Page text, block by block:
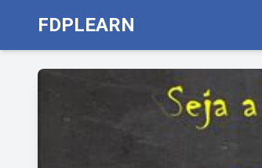
FDPLEARN